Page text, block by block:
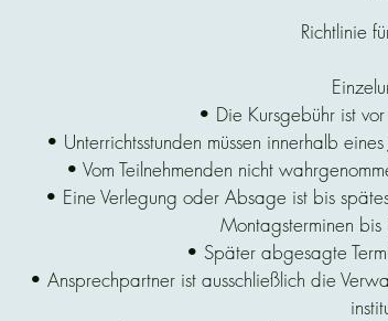
Richtlinie
• Die Kursgebühr ist
• Unterrichtsstunden müssen innerhalb
• Vom Teilnehmenden nicht
• Eine Verlegung oder Absage ist bis
Montagsterminen
• Später abgesagte
• Ansprechpartner ist ausschließlich die